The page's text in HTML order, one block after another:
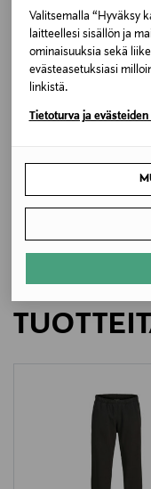
Valitsemalla “Hyväksy
laitteellesi sisällön ja
ominaisuuksia sekä
evästeasetuksiasi
linkistä.
Tietoturva ja evästeiden
Kiina
Valmistajan
201001-1522
Valmistaja
Valmistajan osoite
Vevgatan 1, 504 64
OAS, uimahousut,
rantashortsit, ranta-
ALE –41%
Discounted Price
59,40 € Original Price
99,90 €
LISÄÄ